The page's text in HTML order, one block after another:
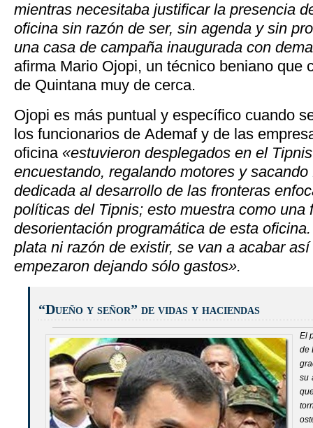
mientras necesitaba justificar la presencia
oficina sin razón de ser, sin agenda y sin
una casa de campaña inaugurada con
afirma Mario Ojopi, un técnico beniano que
de Quintana muy de cerca.
Ojopi es más puntual y específico cuando
los funcionarios de Ademaf y de las
oficina «estuvieron desplegados en el
encuestando, regalando motores y
dedicada al desarrollo de las fronteras
políticas del Tipnis; esto muestra como una
desorientación programática de esta
plata ni razón de existir, se van a acabar
empezaron dejando sólo gastos».
“Dueño y señor” de vidas y haciendas
El
de
su